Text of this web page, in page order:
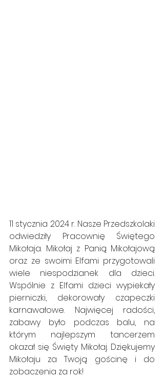
11 stycznia 2024 r. Nasze Przedszkolaki
odwiedziły Pracownię Świętego
Mikołaja. Mikołaj z Panią Mikołajową
oraz ze swoimi Elfami przygotowali
wiele niespodzianek dla dzieci.
Wspólnie z Elfami dzieci wypiekały
pierniczki, dekorowały czapeczki
karnawałowe. Najwięcej radości,
zabawy było podczas balu, na
którym najlepszym tancerzem
okazał się Święty Mikołaj. Dziękujemy
Mikołaju za Twoją gościnę i do
zobaczenia za rok!